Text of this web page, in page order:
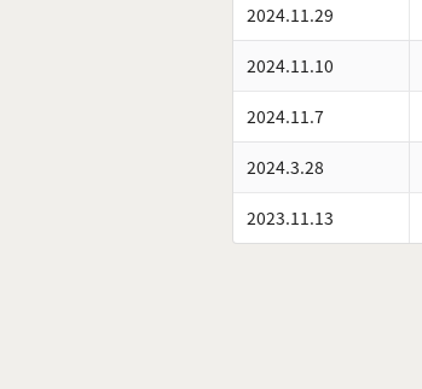
2024.11.29
2024.11.10
2024.11.7
2024.3.28
2023.11.13